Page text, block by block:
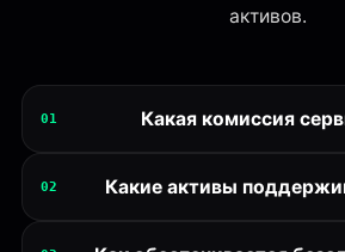
активов.
01 Какая комиссия
02 Какие активы